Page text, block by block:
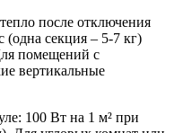
после отключения
(одна секция – 5-7 кг)
помещений с
вертикальные
100 Вт на 1 м² при